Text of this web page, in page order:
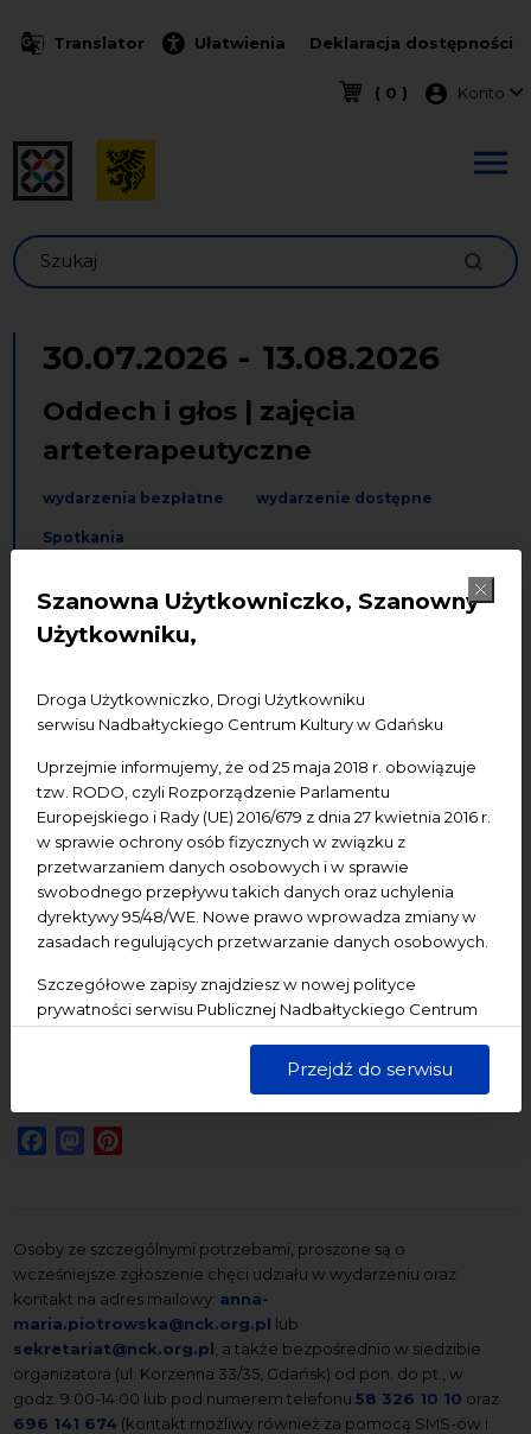
Szanowna Użytkowniczko, Szanowny
Użytkowniku,
Droga Użytkowniczko, Drogi Użytkowniku
serwisu Nadbałtyckiego Centrum Kultury w Gdańsku
Uprzejmie informujemy, że od 25 maja 2018 r. obowiązuje
tzw. RODO, czyli Rozporządzenie Parlamentu
Europejskiego i Rady (UE) 2016/679 z dnia 27 kwietnia 2016 r.
w sprawie ochrony osób fizycznych w związku z
przetwarzaniem danych osobowych i w sprawie
swobodnego przepływu takich danych oraz uchylenia
dyrektywy 95/48/WE. Nowe prawo wprowadza zmiany w
zasadach regulujących przetwarzanie danych osobowych.
Szczegółowe zapisy znajdziesz w nowej polityce
prywatności serwisu Publicznej Nadbałtyckiego Centrum
dane są przetwarzane w sposób bezpieczny, z należytą
starannością i zgodnie z obowiązującymi przepisami.
Przejdź do serwisu
Translator Ułatwienia Deklaracja dostępności
( 0 ) Menu
Konto
Szukaj
30.07.2026 - 13.08.2026
Oddech i głos | zajęcia
arteterapeutyczne
wydarzenia bezpłatne wydarzenie dostępne
Spotkania
Dodaj do kalendarza GoogleDodaj do iCal
Niestety z przyczyn od nas niezależnych cykl
spotkań "Oddech i Głos" został odwołany i w
związku z tym zajęcia we wszystkich podanych
terminach (30 lipca, 6 i 13 sierpnia) nie odbędą się.
Przepraszamy za tę zmianę.
Zapraszamy na inne wydarzenia, które znajdziecie
FacebookMastodon
Osoby ze szczególnymi potrzebami, proszone są o
wcześniejsze zgłoszenie chęci udziału w wydarzeniu oraz
kontakt na adres mailowy: anna-
maria.piotrowska@nck.org.pl lub
sekretariat@nck.org.pl , a także bezpośrednio w siedzibie
organizatora (ul. Korzenna 33/35, Gdańsk) od pon. do pt., w
godz. 9:00-14:00 lub pod numerem telefonu58 326 10 10 oraz
696 141 674 (kontakt możliwy również za pomocą SMS-ów i